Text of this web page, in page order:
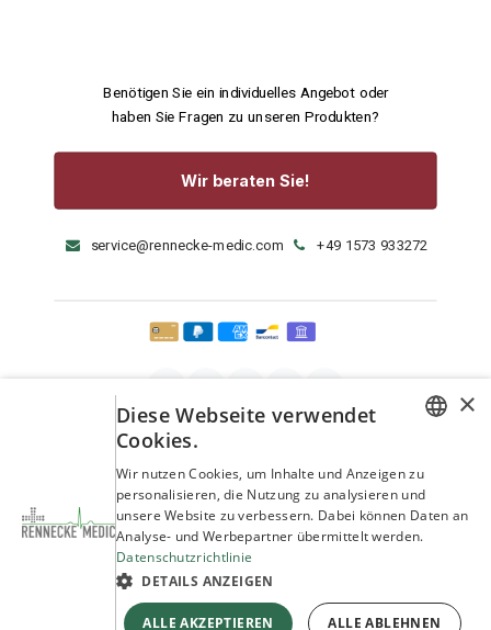
Benötigen Sie ein individuelles Angebot oder
haben Sie Fragen zu unseren Produkten?
Wir beraten Sie!
service@rennecke-medic.com +49 1573 933272
Copyright © Rennecke-Medic GmbH
ENGLISH
×
Diese Webseite verwendet
Cookies.
Wir nutzen Cookies, um Inhalte und Anzeigen zu
personalisieren, die Nutzung zu analysieren und
unsere Website zu verbessern. Dabei können Daten an
Analyse- und Werbepartner übermittelt werden.
Datenschutzrichtlinie
DETAILS ANZEIGEN
ALLE AKZEPTIEREN ALLE ABLEHNEN